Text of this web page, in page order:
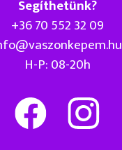
Segíthetünk?
+36 70 552 32 09
H-P: 08-20h